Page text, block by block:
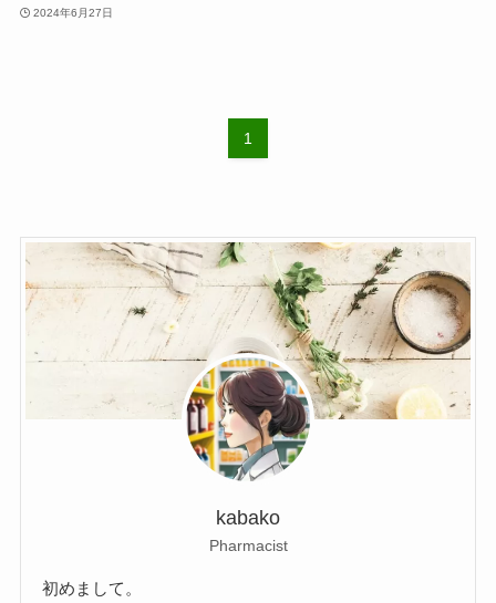
2024年6月27日
1
kabako
Pharmacist
初めまして。